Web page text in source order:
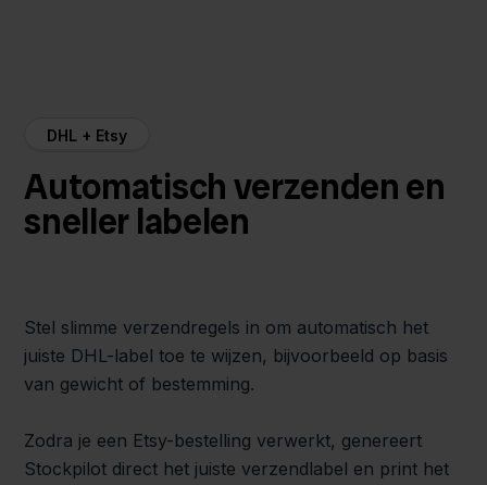
DHL + Etsy
Automatisch verzenden en
sneller labelen
Stel slimme verzendregels in om automatisch het
juiste DHL-label toe te wijzen, bijvoorbeeld op basis
van gewicht of bestemming.
Zodra je een Etsy-bestelling verwerkt, genereert
Stockpilot direct het juiste verzendlabel en print het